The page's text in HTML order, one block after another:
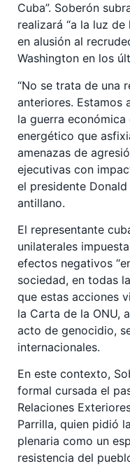
Cuba”. Soberón
realizará “a la luz
en alusión al
Washington en los
“No se trata de una
anteriores. Estamos
la guerra
energético que
amenazas de
ejecutivas con
el presidente
antillano.
El representante
unilaterales
efectos negativos
sociedad, en todas
que estas acciones
la Carta de la ONU,
acto de genocidio,
internacionales.
En este contexto,
formal cursada el
Relaciones
Parrilla, quien pidió
plenaria como un
resistencia del